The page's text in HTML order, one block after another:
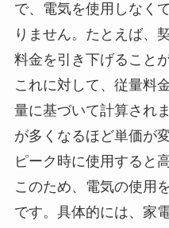
で、電気を使用しなく
りません。たとえば、
料金を引き下げること
これに対して、従量料
量に基づいて計算され
が多くなるほど単価が
ピーク時に使用すると
このため、電気の使用
です。具体的には、家